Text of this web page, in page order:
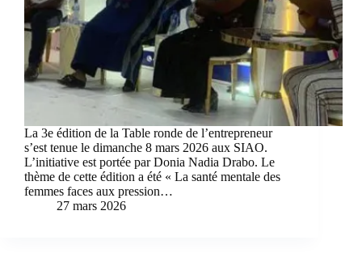
La 3e édition de la Table ronde de l’entrepreneur
s’est tenue le dimanche 8 mars 2026 aux SIAO.
L’initiative est portée par Donia Nadia Drabo. Le
thème de cette édition a été « La santé mentale des
femmes faces aux pression…
27 mars 2026